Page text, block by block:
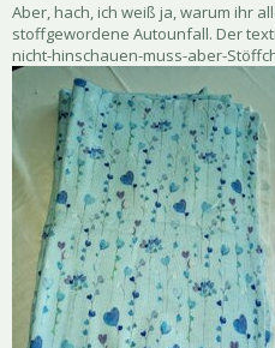
Aber, hach, ich weiß ja, warum ihr
stoffgewordene Autounfall. Der
nicht-hinschauen-muss-aber-